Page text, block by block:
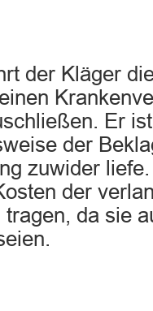
der Kläger
Er
der
zuwider
der
da sie